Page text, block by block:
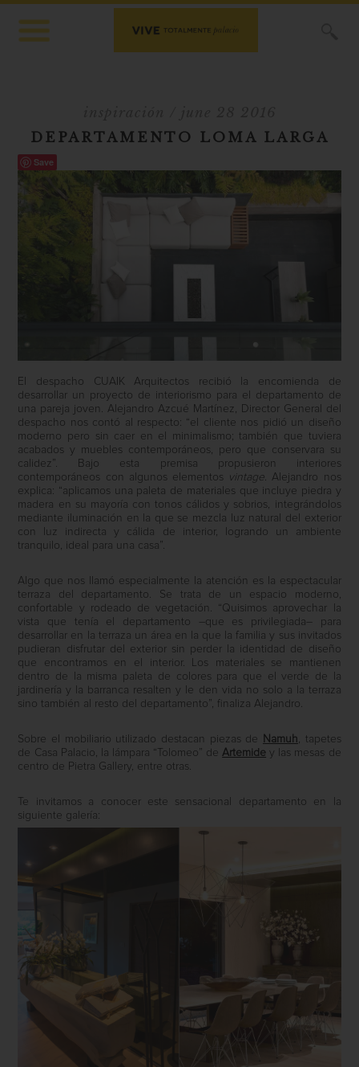
DEPARTAMENTO LOMA LARGA
Save
El despacho CUAIK Arquitectos recibió la encomienda de
desarrollar un proyecto de interiorismo para el departamento de
una pareja joven. Alejandro Azcué Martínez, Director General del
despacho nos contó al respecto: “el cliente nos pidió un diseño
moderno pero sin caer en el minimalismo; también que tuviera
acabados y muebles contemporáneos, pero que conservara su
calidez”. Bajo esta premisa propusieron interiores
contemporáneos con algunos elementos
vintage. Alejandro nos
explica: “aplicamos una paleta de materiales que incluye piedra y
madera en su mayoría con tonos cálidos y sobrios, integrándolos
mediante iluminación en la que se mezcla luz natural del exterior
con luz indirecta y cálida de interior, logrando un ambiente
tranquilo, ideal para una casa”.
Algo que nos llamó especialmente la atención es la espectacular
terraza del departamento. Se trata de un espacio moderno,
confortable y rodeado de vegetación. “Quisimos aprovechar la
vista que tenía el departamento –que es privilegiada– para
desarrollar en la terraza un área en la que la familia y sus invitados
pudieran disfrutar del exterior sin perder la identidad de diseño
que encontramos en el interior. Los materiales se mantienen
dentro de la misma paleta de colores para que el verde de la
jardinería y la barranca resalten y le den vida no solo a la terraza
sino también al resto del departamento”, finaliza Alejandro.
Sobre el mobiliario utilizado destacan piezas de Namuh, tapetes
de Casa Palacio, la lámpara “Tolomeo” deArtemide y las mesas de
centro de Pietra Gallery, entre otras.
Te invitamos a conocer este sensacional departamento en la
siguiente galería: